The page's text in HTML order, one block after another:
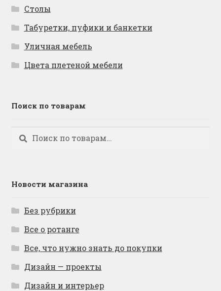
Столы
Табуретки, пуфики и банкетки
Уличная мебель
Цвета плетеной мебели
Поиск по товарам
Искать:
Поиск
Новости магазина
Без рубрики
Все о ротанге
Все, что нужно знать до покупки
Дизайн — проекты
Дизайн и интерьер